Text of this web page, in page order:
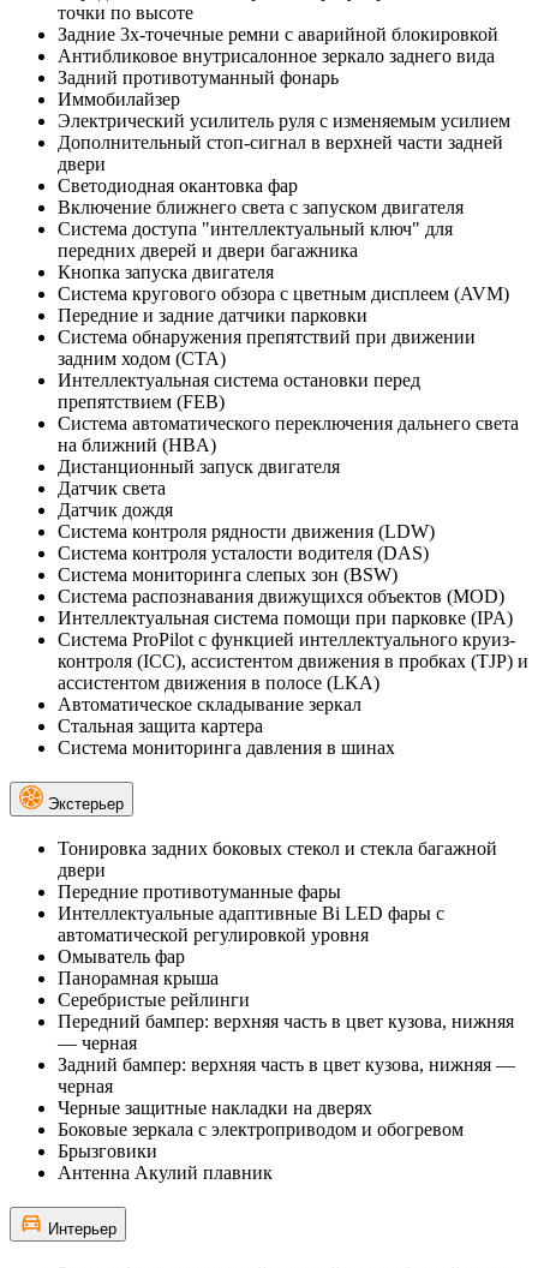
точки по высоте
Задние 3х-точечные ремни с аварийной блокировкой
Антибликовое внутрисалонное зеркало заднего вида
Задний противотуманный фонарь
Иммобилайзер
Электрический усилитель руля с изменяемым усилием
Дополнительный стоп-сигнал в верхней части задней
двери
Светодиодная окантовка фар
Включение ближнего света с запуском двигателя
Система доступа "интеллектуальный ключ" для
передних дверей и двери багажника
Кнопка запуска двигателя
Система кругового обзора с цветным дисплеем (AVM)
Передние и задние датчики парковки
Система обнаружения препятствий при движении
задним ходом (CTA)
Интеллектуальная система остановки перед
препятствием (FEB)
Система автоматического переключения дальнего света
на ближний (HBA)
Дистанционный запуск двигателя
Датчик света
Датчик дождя
Система контроля рядности движения (LDW)
Система контроля усталости водителя (DAS)
Система мониторинга слепых зон (BSW)
Система распознавания движущихся объектов (MOD)
Интеллектуальная система помощи при парковке (IPA)
Система ProPilot с функцией интеллектуального круиз-
контроля (ICC), ассистентом движения в пробках (TJP) и
ассистентом движения в полосе (LKA)
Автоматическое складывание зеркал
Стальная защита картера
Система мониторинга давления в шинах
Экстерьер
Тонировка задних боковых стекол и стекла багажной
двери
Передние противотуманные фары
Интеллектуальные адаптивные Bi LED фары с
автоматической регулировкой уровня
Омыватель фар
Панорамная крыша
Серебристые рейлинги
Передний бампер: верхняя часть в цвет кузова, нижняя
— черная
Задний бампер: верхняя часть в цвет кузова, нижняя —
черная
Черные защитные накладки на дверях
Боковые зеркала с электроприводом и обогревом
Брызговики
Антенна Акулий плавник
Интерьер